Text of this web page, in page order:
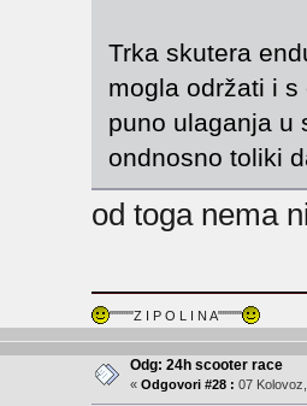
Trka skutera
mogla održati i
puno ulaganja u
ondnosno toliki
od toga nema
"""""Z I P O L I N A"""""
Odg: 24h scooter race
« Odgovori #28 : 07